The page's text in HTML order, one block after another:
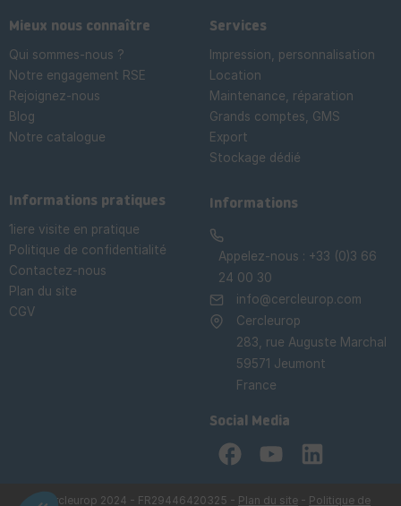
Mieux nous connaître
Qui sommes-nous ?
Notre engagement RSE
Rejoignez-nous
Blog
Notre catalogue
Services
Impression, personnalisation
Location
Maintenance, réparation
Grands comptes, GMS
Export
Stockage dédié
Informations pratiques
1iere visite en pratique
Politique de confidentialité
Contactez-nous
Plan du site
CGV
Informations
Appelez-nous : +33 (0)3 66
24 00 30
info@cercleurop.com
Cercleurop
283, rue Auguste Marchal
59571 Jeumont
France
Social Media
©Cercleurop 2024 - FR29446420325 - Plan du site - Politique de